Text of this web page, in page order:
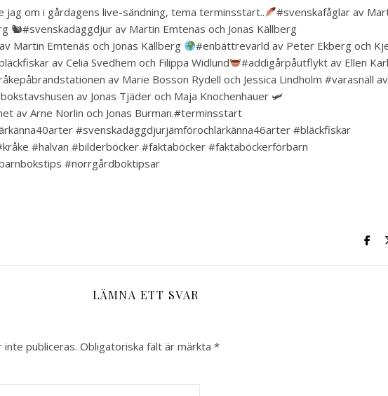
jag om i gårdagens live-sändning, tema terminsstart..
#svenskafåglar av
🐿#svenskadäggdjur av Martin Emtenäs och Jonas Källberg
Martin Emtenäs och Jonas Källberg
#enbättrevärld av Peter Ekberg och
av Celia Svedhem och Filippa Widlund
#addigårpåutflykt av Ellen
av Marie Bosson Rydell och Jessica Lindholm #varasnäll
av Jonas Tjäder och Maja Knochenhauer 🛩
av Arne Norlin och Jonas Burman.#terminsstart
#svenskadäggdjurjämförochlärkänna46arter #bläckfiskar
#halvan #bilderböcker #faktaböcker #faktaböckerförbarn
#norrgårdboktipsar
LÄMNA ETT SVAR
publiceras. Obligatoriska fält är märkta *